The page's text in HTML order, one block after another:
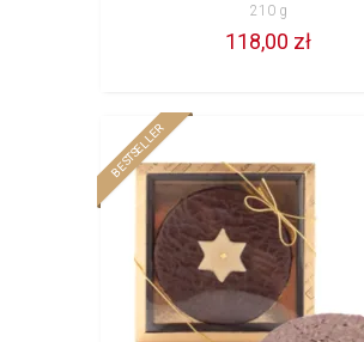
210 g
118,00 zł
BESTSELLER